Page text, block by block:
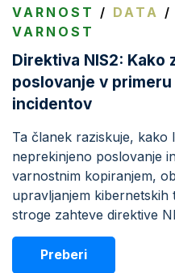
VARNOST / DATA /
VARNOST
Direktiva NIS2:
poslovanje v
incidentov
Ta članek raziskuje, kako
neprekinjeno poslovanje
varnostnim kopiranjem,
upravljanjem kibernetskih
stroge zahteve direktive
Preberi